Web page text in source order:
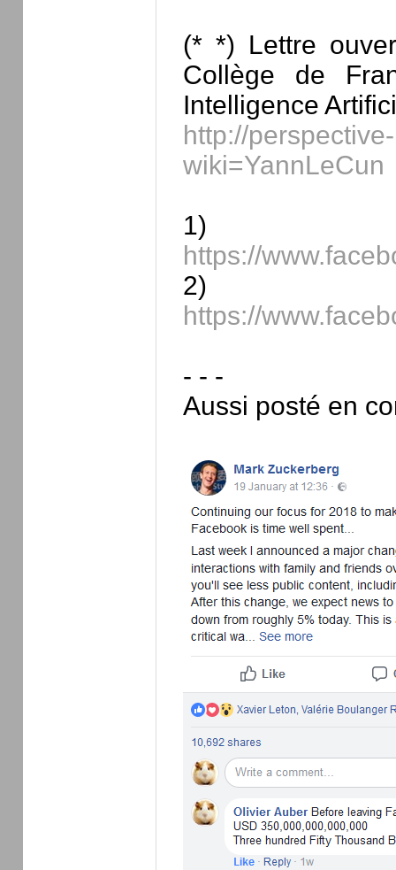
(* *) Lettre
Collège de
Intelligence
http://
wiki=YannLeCun
1)
https://
2)
https://
- - -
Aussi posté en